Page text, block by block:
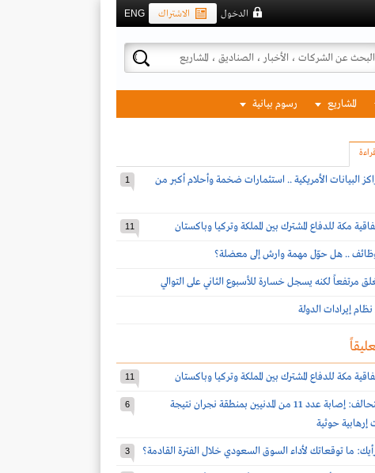
ENG الاشتراك الدخول
المشاريع رسوم بيانية
البيانات الأمريكية .. استثمارات ضخمة وأحلام أكبر من
1
مكة للدفاع المشترك بين المملكة وتركيا وباكستان 11
.. هل حوّل مهمة وارش إلى معضلة؟
مرتفعاً لكنه يسجل خسارة للأسبوع الثاني على التوالي
إيرادات الدولة
مكة للدفاع المشترك بين المملكة وتركيا وباكستان 11
قوات التحالف: إصابة عدد 11 من المدنيين بمنطقة نجران نتيجة
إرهابية حوثية
6
ما توقعاتك لأداء السوق السعودي خلال الفترة القادمة؟ 3